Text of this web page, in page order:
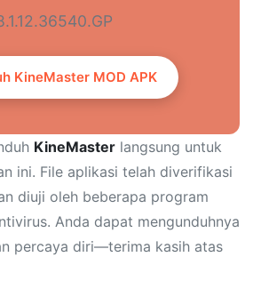
KineMaster MOD APK
KineMaster langsung untuk
ini. File aplikasi telah diverifikasi
diuji oleh beberapa program
Anda dapat mengunduhnya
percaya diri—terima kasih atas